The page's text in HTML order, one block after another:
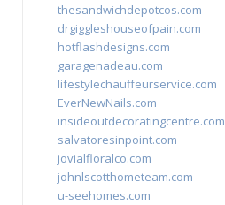
thesandwichdepotcos.com
drgiggleshouseofpain.com
hotflashdesigns.com
garagenadeau.com
lifestylechauffeurservice.com
EverNewNails.com
insideoutdecoratingcentre.com
salvatoresinpoint.com
jovialfloralco.com
johnlscotthometeam.com
u-seehomes.com